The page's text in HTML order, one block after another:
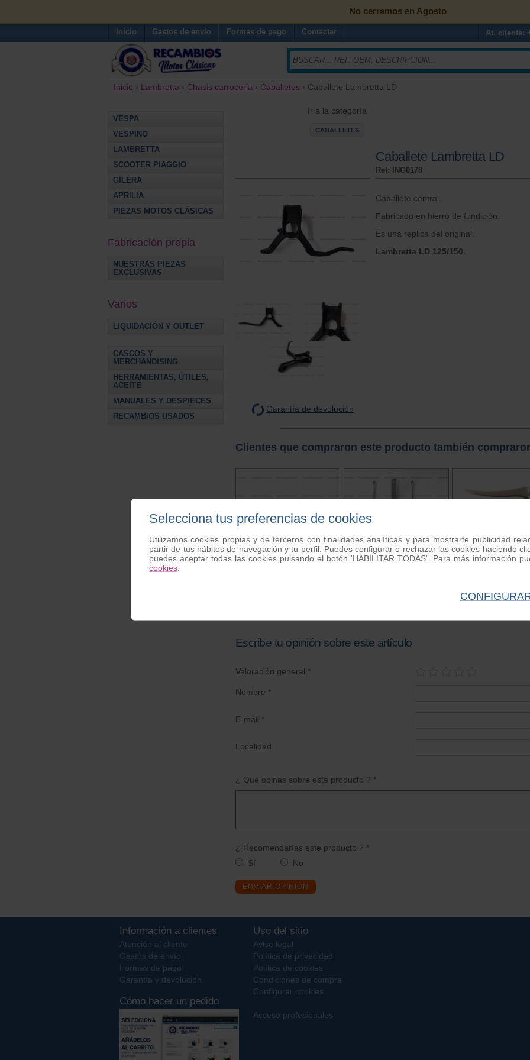
No cerramos en Agosto
Inicio Gastos de envío Formas de pago Contactar At. cliente:
Inicio › Lambretta › Chasis carroceria › Caballetes › Caballete Lambretta LD
VESPA
VESPINO
LAMBRETTA
SCOOTER PIAGGIO
GILERA
APRILIA
PIEZAS MOTOS CLÁSICAS
Fabricación propia
NUESTRAS PIEZAS
EXCLUSIVAS
Varios
LIQUIDACIÓN Y OUTLET
CASCOS Y
MERCHANDISING
HERRAMIENTAS, ÚTILES,
ACEITE
MANUALES Y DESPIECES
RECAMBIOS USADOS
Ir a la categoría
CABALLETES
Caballete Lambretta LD
Ref: ING0178
Garantía de devolución
Caballete central.
Fabricado en hierro de fundición.
Es una replica del original.
Lambretta LD 125/150.
Clientes que compraron este producto también
Ref. LM0068
Escribe tu opinión sobre este artículo
Valoración general *
Nombre *
E-mail *
Localidad
¿ Qué opinas sobre este producto ? *
¿ Recomendarías este producto ? *
Sí
No
ENVIAR OPINIÓN
Información a clientes
Atención al cliente
Gastos de envío
Formas de pago
Garantía y devolución
Cómo hacer un pedido
Uso del sitio
Aviso legal
Política de privacidad
Política de cookies
Condiciones de compra
Configurar cookies
Acceso profesionales
Selecciona tus preferencias de cookies
Utilizamos cookies propias y de terceros con finalidades analíticas y para mostrarte publicidad
partir de tus hábitos de navegación y tu perfil. Puedes configurar o rechazar las cookies haciendo
puedes aceptar todas las cookies pulsando el botón 'HABILITAR TODAS'. Para más información
cookies